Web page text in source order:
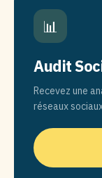
📊
Audit
Recevez une
réseaux